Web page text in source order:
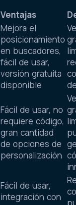
Ventajas
Mejora el
posicionamiento
en buscadores,
fácil de usar,
versión gratuita
disponible
Fácil de usar, no
requiere código,
gran cantidad
de opciones de
personalización
Fácil de usar,
integración con